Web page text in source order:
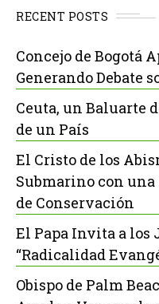
RECENT POSTS
Concejo de Bogotá
Generando Debate
Ceuta, un Baluarte
de un País
El Cristo de los
Submarino con
de Conservación
El Papa Invita a los
“Radicalidad
Obispo de Palm